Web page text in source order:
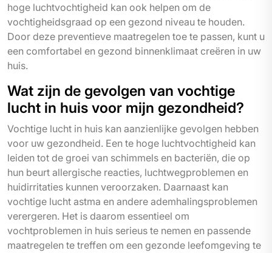
hoge luchtvochtigheid kan ook helpen om de
vochtigheidsgraad op een gezond niveau te houden.
Door deze preventieve maatregelen toe te passen, kunt u
een comfortabel en gezond binnenklimaat creëren in uw
huis.
Wat zijn de gevolgen van vochtige
lucht in huis voor mijn gezondheid?
Vochtige lucht in huis kan aanzienlijke gevolgen hebben
voor uw gezondheid. Een te hoge luchtvochtigheid kan
leiden tot de groei van schimmels en bacteriën, die op
hun beurt allergische reacties, luchtwegproblemen en
huidirritaties kunnen veroorzaken. Daarnaast kan
vochtige lucht astma en andere ademhalingsproblemen
verergeren. Het is daarom essentieel om
vochtproblemen in huis serieus te nemen en passende
maatregelen te treffen om een gezonde leefomgeving te